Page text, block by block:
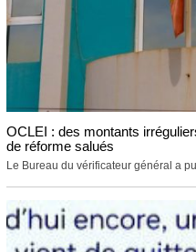
OCLEI : des montants
de réforme salués
Le Bureau du vérificateur général a